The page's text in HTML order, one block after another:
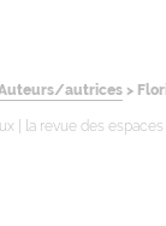
autrices >
| la revue des